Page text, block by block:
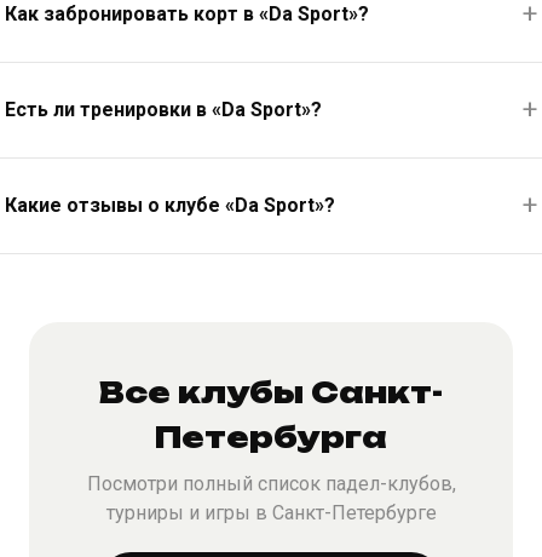
Как забронировать корт в «Da Sport»?
Есть ли тренировки в «Da Sport»?
Какие отзывы о клубе «Da Sport»?
Все клубы Санкт-
Петербурга
Посмотри полный список падел-клубов,
турниры и игры в Санкт-Петербурге